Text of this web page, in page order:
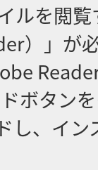
ルを閲
）」が
ボタン
し、イ